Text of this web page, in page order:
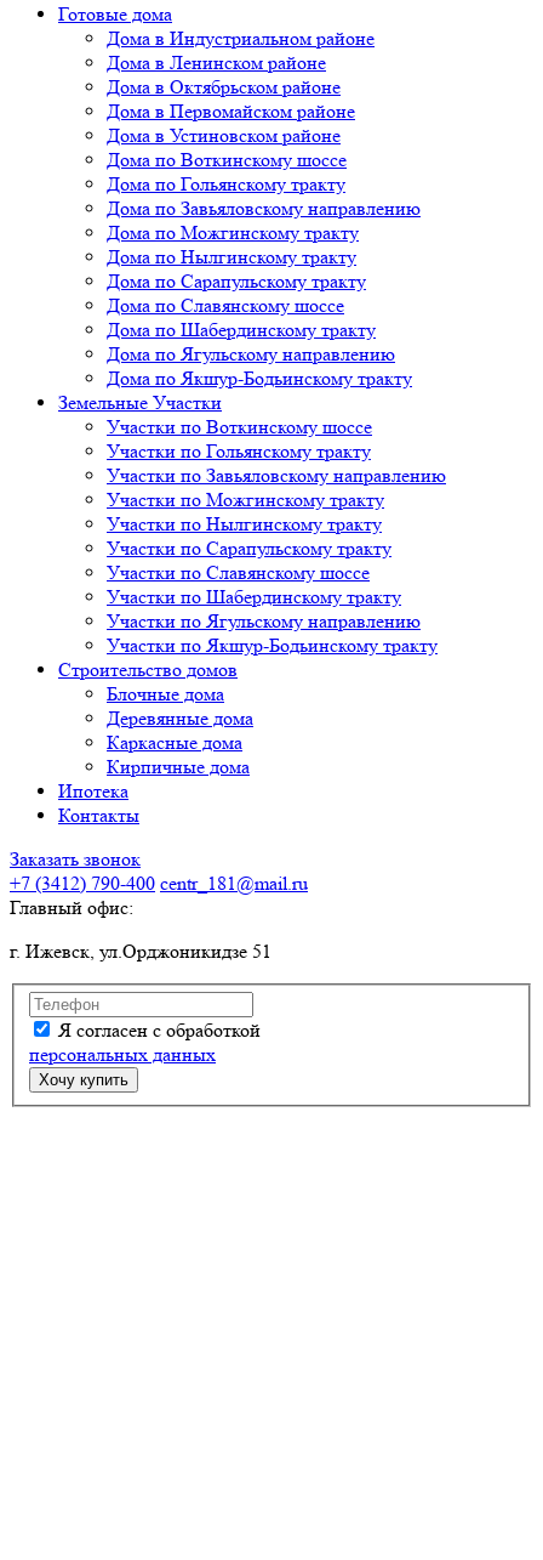
Готовые дома
Дома в Индустриальном районе
Дома в Ленинском районе
Дома в Октябрьском районе
Дома в Первомайском районе
Дома в Устиновском районе
Дома по Воткинскому шоссе
Дома по Гольянскому тракту
Дома по Завьяловскому направлению
Дома по Можгинскому тракту
Дома по Нылгинскому тракту
Дома по Сарапульскому тракту
Дома по Славянскому шоссе
Дома по Шабердинскому тракту
Дома по Ягульскому направлению
Дома по Якшур-Бодьинскому тракту
Земельные Участки
Участки по Воткинскому шоссе
Участки по Гольянскому тракту
Участки по Завьяловскому направлению
Участки по Можгинскому тракту
Участки по Нылгинскому тракту
Участки по Сарапульскому тракту
Участки по Славянскому шоссе
Участки по Шабердинскому тракту
Участки по Ягульскому направлению
Участки по Якшур-Бодьинскому тракту
Строительство домов
Блочные дома
Деревянные дома
Каркасные дома
Кирпичные дома
Ипотека
Контакты
Заказать звонок
+7 (3412) 790-400 centr_181@mail.ru
Главный офис:
г. Ижевск, ул.Орджоникидзе 51
Я согласен с обработкой
персональных данных